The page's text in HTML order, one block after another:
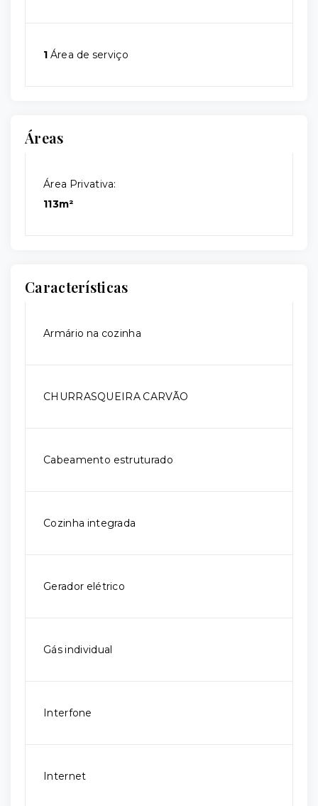
1 Área de serviço
Áreas
Área Privativa:
113m²
Características
Armário na cozinha
CHURRASQUEIRA CARVÃO
Cabeamento estruturado
Cozinha integrada
Gerador elétrico
Gás individual
Interfone
Internet